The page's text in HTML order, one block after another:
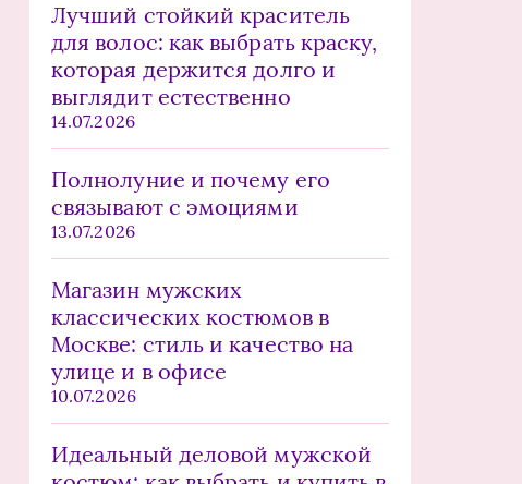
Лучший стойкий краситель
для волос: как выбрать краску,
которая держится долго и
выглядит естественно
14.07.2026
Полнолуние и почему его
связывают с эмоциями
13.07.2026
Магазин мужских
классических костюмов в
Москве: стиль и качество на
улице и в офисе
10.07.2026
Идеальный деловой мужской